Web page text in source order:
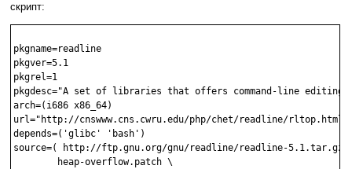
скрипт:
pkgname=readline
pkgver=5.1
pkgrel=1
pkgdesc="A set of libraries that offers command-line
arch=(i686 x86_64)
url="http://cnswww.cns.cwru.edu/php/chet/readline/rltop.html"
depends=('glibc' 'bash')
source=( http://ftp.gnu.org/gnu/readline/readline-5.1.tar.gz
        heap-overflow.patch \